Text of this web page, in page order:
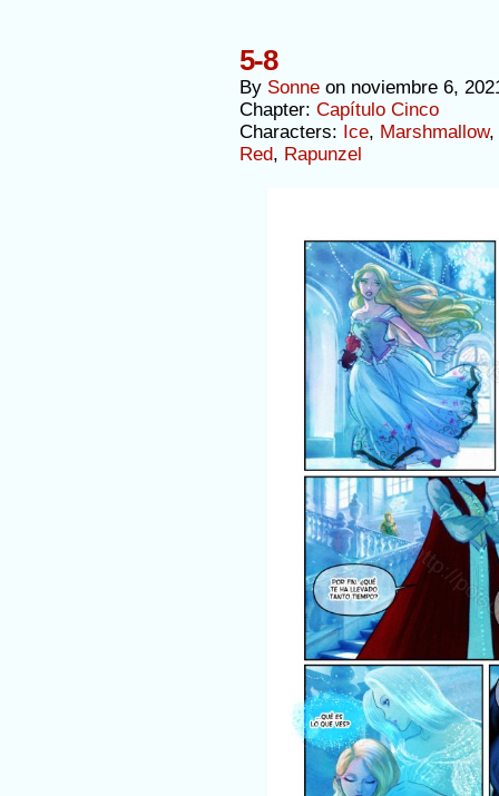
5-8
By Sonne on noviembre 6,
Chapter: Capítulo Cinco
Characters: Ice, Marshmallow,
Red, Rapunzel